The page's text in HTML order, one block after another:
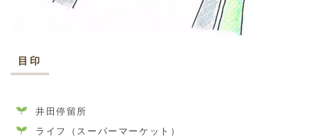
目印
井田停留所
ライフ（スーパーマーケット）